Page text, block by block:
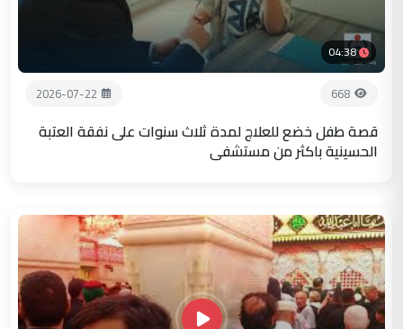
04:38
668
2026-07-22
قصة طفل خضع للعلاج لمدة ثلاث سنوات على نفقة العتبة
الحسينية باكثر من مستشفى